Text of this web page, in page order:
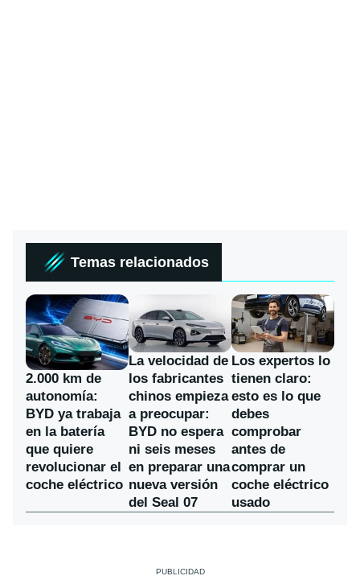
Temas relacionados
2.000 km de
autonomía:
BYD ya trabaja
en la batería
que quiere
revolucionar el
coche eléctrico
La velocidad de
los fabricantes
chinos empieza
a preocupar:
BYD no espera
ni seis meses
en preparar una
nueva versión
del Seal 07
Los expertos lo
tienen claro:
esto es lo que
debes
comprobar
antes de
comprar un
coche eléctrico
usado